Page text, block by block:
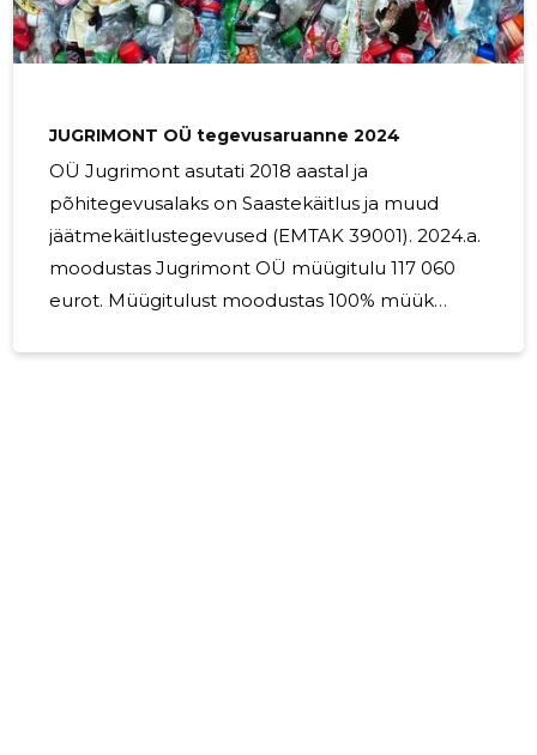
JUGRIMONT OÜ tegevusaruanne 2024
OÜ Jugrimont asutati 2018 aastal ja
põhitegevusalaks on Saastekäitlus ja muud
jäätmekäitlustegevused (EMTAK 39001). 2024.a.
moodustas Jugrimont OÜ müügitulu 117 060
eurot. Müügitulust moodustas 100% müük